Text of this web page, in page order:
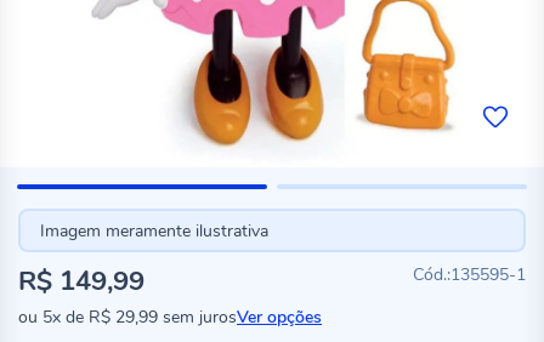
Imagem meramente ilustrativa
135595-1
R$ 149,99
ou 5x de R$ 29,99 sem jurosVer opções